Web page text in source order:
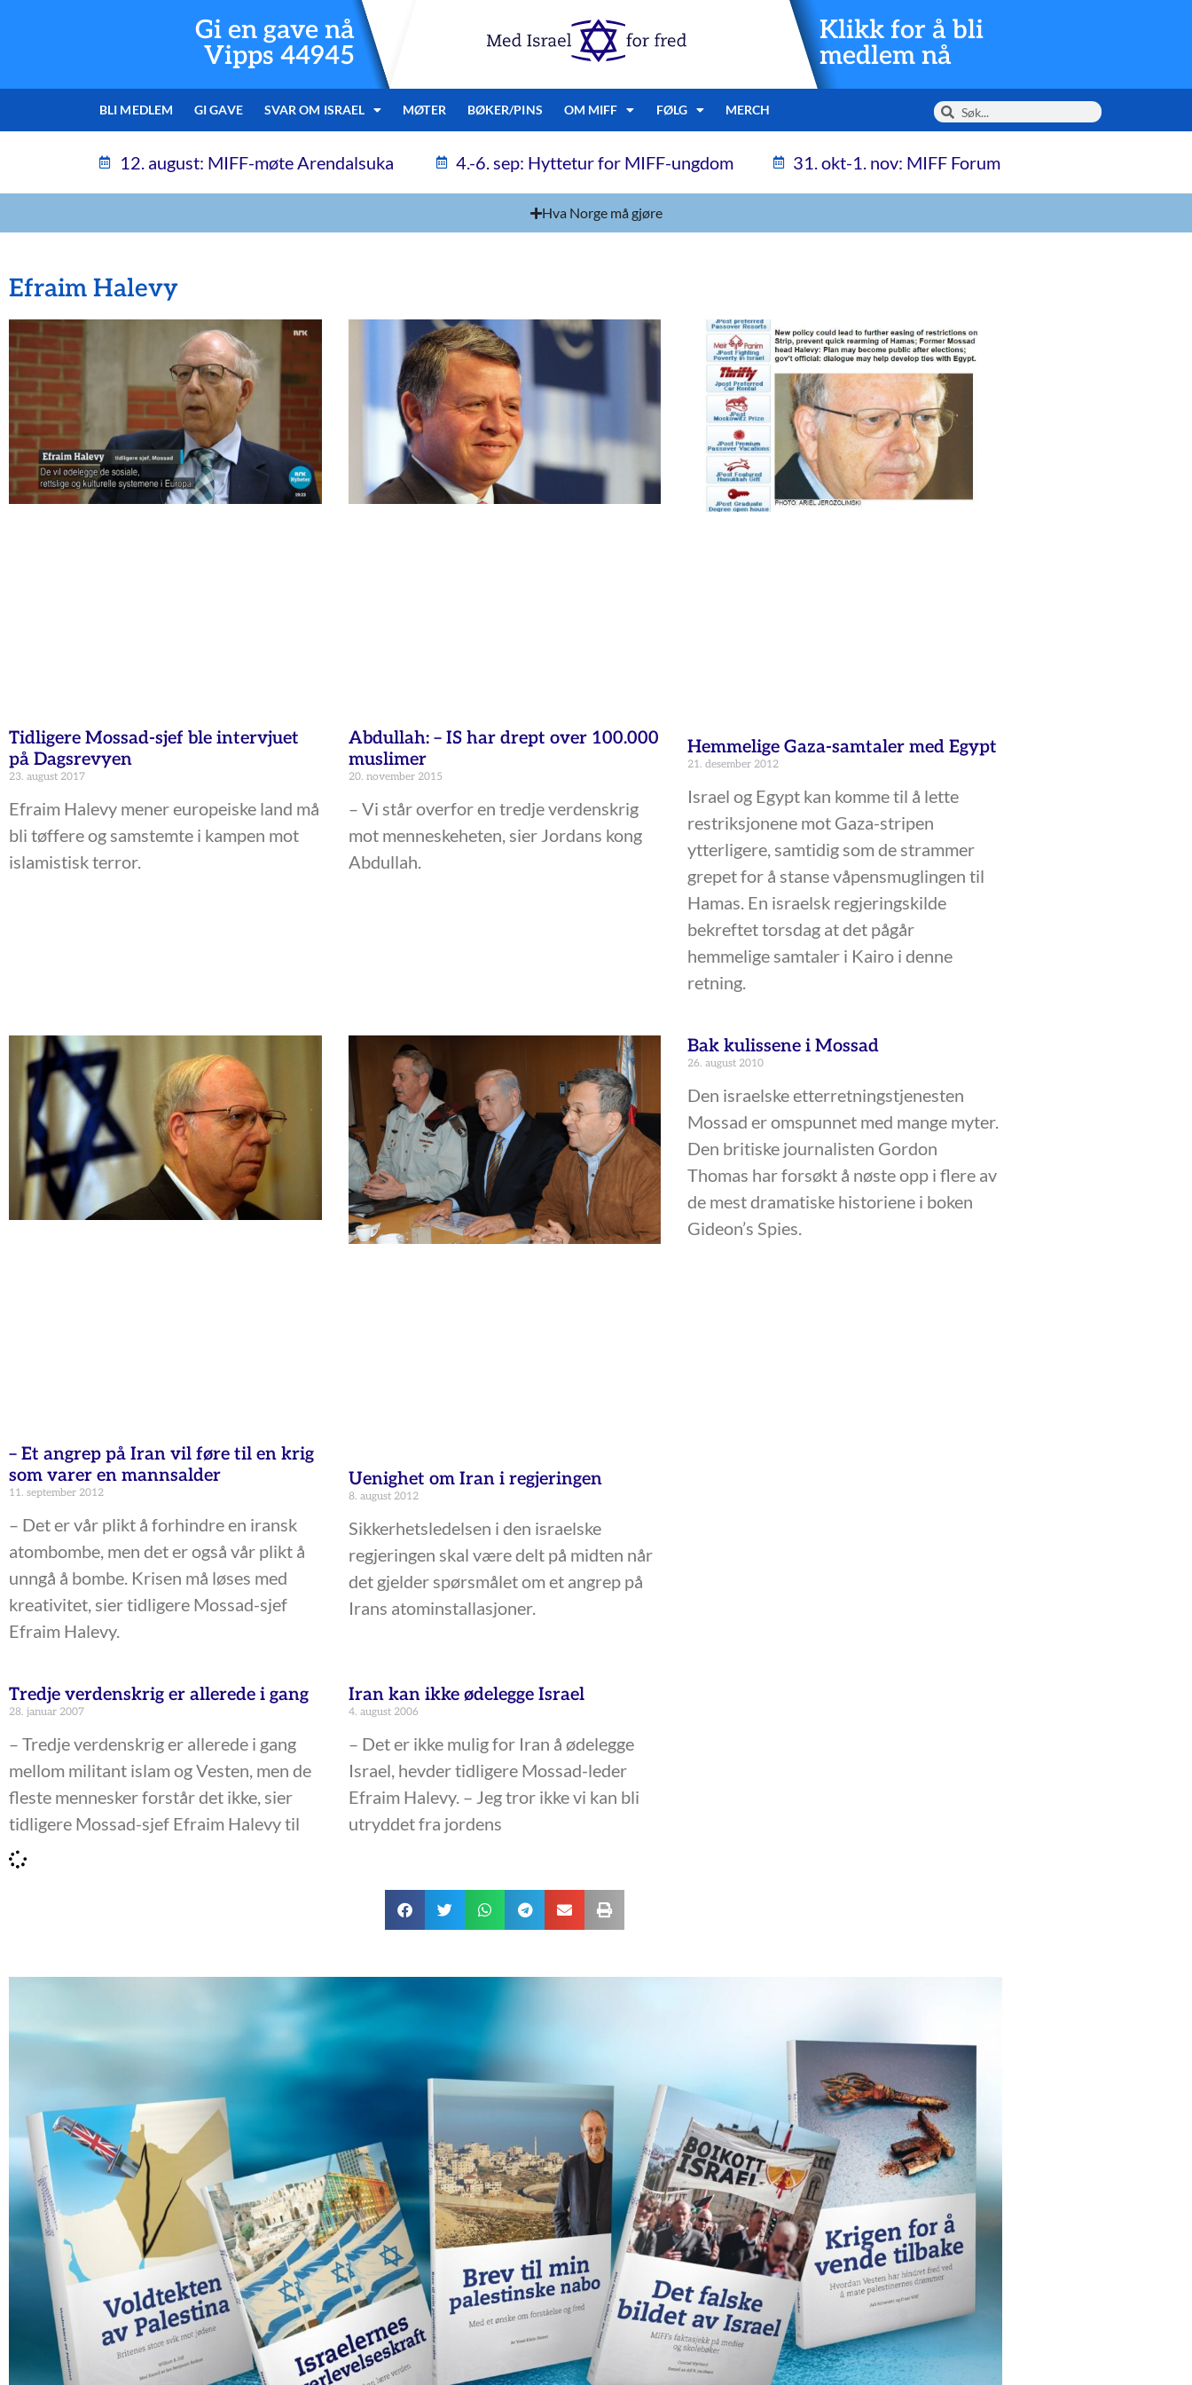
Gi en gave nå
Vipps 44945
Klikk for å bli
medlem nå
BLI MEDLEM GI GAVE SVAR OM ISRAEL MØTER BØKER/PINS OM MIFF FØLG MERCH
12. august: MIFF-møte Arendalsuka 4.-6. sep: Hyttetur for MIFF-ungdom 31. okt-1. nov: MIFF Forum
Hva Norge må gjøre
Efraim Halevy
Tidligere Mossad-sjef ble intervjuet
på Dagsrevyen
23. august 2017
Efraim Halevy mener europeiske land må
bli tøffere og samstemte i kampen mot
islamistisk terror.
Abdullah: – IS har drept over 100.000
muslimer
20. november 2015
– Vi står overfor en tredje verdenskrig
mot menneskeheten, sier Jordans kong
Abdullah.
Hemmelige Gaza-samtaler med Egypt
21. desember 2012
Israel og Egypt kan komme til å lette
restriksjonene mot Gaza-stripen
ytterligere, samtidig som de strammer
grepet for å stanse våpensmuglingen til
Hamas. En israelsk regjeringskilde
bekreftet torsdag at det pågår
hemmelige samtaler i Kairo i denne
retning.
– Et angrep på Iran vil føre til en krig
som varer en mannsalder
11. september 2012
– Det er vår plikt å forhindre en iransk
atombombe, men det er også vår plikt å
unngå å bombe. Krisen må løses med
kreativitet, sier tidligere Mossad-sjef
Efraim Halevy.
Uenighet om Iran i regjeringen
8. august 2012
Sikkerhetsledelsen i den israelske
regjeringen skal være delt på midten når
det gjelder spørsmålet om et angrep på
Irans atominstallasjoner.
Bak kulissene i Mossad
26. august 2010
Den israelske etterretningstjenesten
Mossad er omspunnet med mange myter.
Den britiske journalisten Gordon
Thomas har forsøkt å nøste opp i flere av
de mest dramatiske historiene i boken
Gideon’s Spies.
Tredje verdenskrig er allerede i gang
28. januar 2007
– Tredje verdenskrig er allerede i gang
mellom militant islam og Vesten, men de
fleste mennesker forstår det ikke, sier
tidligere Mossad-sjef Efraim Halevy til
Iran kan ikke ødelegge Israel
4. august 2006
– Det er ikke mulig for Iran å ødelegge
Israel, hevder tidligere Mossad-leder
Efraim Halevy. – Jeg tror ikke vi kan bli
utryddet fra jordens